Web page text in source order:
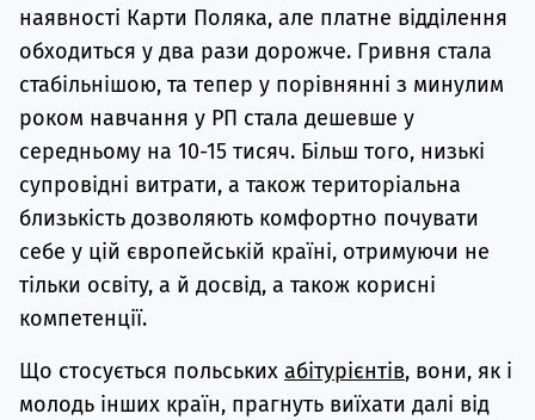
наявності Карти Поляка, але платне відділення
обходиться у два рази дорожче. Гривня стала
стабільнішою, та тепер у порівнянні з минулим
роком навчання у РП стала дешевше у
середньому на 10-15 тисяч. Більш того, низькі
супровідні витрати, а також територіальна
близькість дозволяють комфортно почувати
себе у цій європейській країні, отримуючи не
тільки освіту, а й досвід, а також корисні
компетенції.
Що стосується польських абітурієнтів, вони, як і
молодь інших країн, прагнуть виїхати далі від